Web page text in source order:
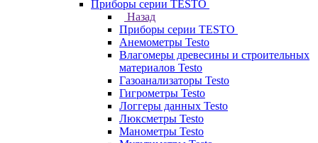
Приборы серии TESTO
Назад
Приборы серии TESTO
Анемометры Testo
Влагомеры древесины и строительных
материалов Testo
Газоанализаторы Testo
Гигрометры Testo
Логгеры данных Testo
Люксметры Testo
Манометры Testo